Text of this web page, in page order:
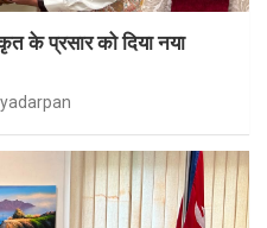
के प्रसार को दिया नया